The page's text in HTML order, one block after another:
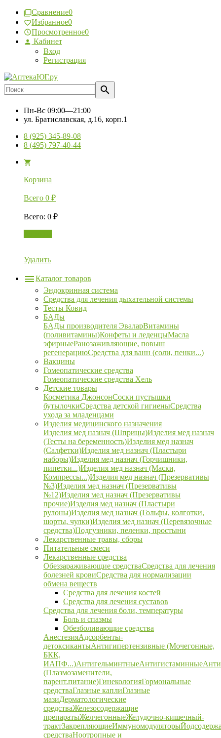
Сравнение0
Избранное0
Просмотренное0
Кабинет
Вход
Регистрация
Пн-Вс 09:00—21:00
ул. Братиславская, д.16, корп.1
8 (925) 345-89-08
8 (495) 797-40-44
Корзина
Всего 0 ₽
Всего: 0 ₽
Удалить
Каталог товаров
Эндокринная система
Средства для лечения дыхательной системы
Тесты Ковид
БАДы
БАДы производителя ЭваларВитамины
(поливитамины)Конфеты и леденцыМасла
эфирныеРанозаживляющие, повыш
регенерациюСредства для ванн (соли, пенки...)
Вакцины
Гомеопатические средства
Гомеопатические средства Хель
Детские товары
Косметика ДжонсонСоски пустышки
бутылочкиСредства детской гигиеныСредства
ухода за младенцами
Изделия медицинского назначения
Изделия мед назнач (Шприцы)Изделия мед назнач
(Тесты на беременность)Изделия мед назнач
(Салфетки)Изделия мед назнач (Пластыри
наборы)Изделия мед назнач (Горчишники,
пипетки...)Изделия мед назнач (Маски,
Компрессы...)Изделия мед назнач (Презервативы
№3)Изделия мед назнач (Презервативы
№12)Изделия мед назнач (Презервативы
прочие)Изделия мед назнач (Пластыри
рулоны)Изделия мед назнач (Гольфы, колготки,
шорты, чулки)Изделия мед назнач (Перевязочные
средства)Подгузники, пеленки, простыни
Лекарственные травы, сборы
Питательные смеси
Лекарственные средства
Обеззараживающие средстваСредства для лечения
болезней кровиСредства для нормализации
обмена веществ
Средства для лечения костей
Средства для лечения суставов
Средства для лечения боли, температуры
Боль и спазмы
Обезболивающие средства
АнестезияАдсорбенты-
детоксикантыАнтигипертензивные (Мочегонные,
БКК,
ИАПФ...)АнтигельминтныеАнтигистаминные
(Плазмозаменители,
парент.питание)ГинекологияГормональные
средстваГлазные каплиГлазные
мазиДерматологические
средстваЖелезосодержащие
препаратыЖелчегонныеЖелудочно-кишечный-
трактЗакрепляющиеИммуномодуляторы
средстваНоотропные и